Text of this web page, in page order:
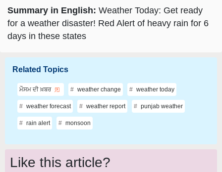
Summary in English: Weather Today: Get ready
for a weather disaster! Red Alert of heavy rain for 6
days in these states
Related Topics
ਮੌਸਮ ਦੀ ਖ਼ਬਰ weather change weather today
weather forecast weather report punjab weather
rain alert monsoon
Like this article?